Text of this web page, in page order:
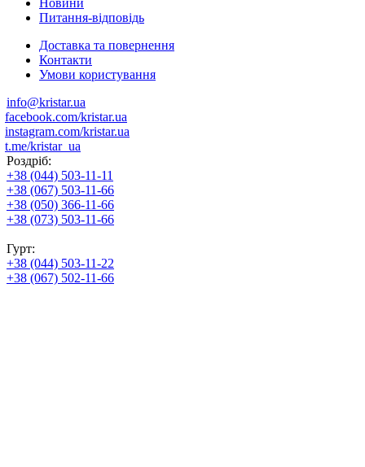
Новини
Питання-відповідь
Доставка та повернення
Контакти
Умови користування
info@kristar.ua
facebook.com/kristar.ua
instagram.com/kristar.ua
t.me/kristar_ua
Роздріб:
+38 (044) 503-11-11
+38 (067) 503-11-66
+38 (050) 366-11-66
+38 (073) 503-11-66
Гурт:
+38 (044) 503-11-22
+38 (067) 502-11-66